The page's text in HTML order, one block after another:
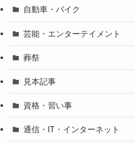
自動車・バイク
芸能・エンターテイメント
葬祭
見本記事
資格・習い事
通信・IT・インターネット